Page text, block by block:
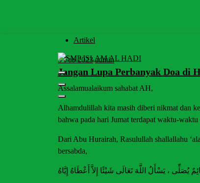
Halaman Resmi SMP Islam Al Hadi
Artikel
3Feb 2023 admin
Jangan Lupa Perbanyak Doa di
Assalamualaikum sahabat AH,
Alhamdulillah kita masih diberi nikmat dan
bahwa pada hari Jumat terdapat waktu-
Dari Abu Hurairah, Rasulullah shallallahu
bersabda,
يُصَلِّى ، يَسْأَلُ اللَّهَ تَعَالَى شَيْئًا إِلاَّ أَعْطَاهُ إِيَّاهُ